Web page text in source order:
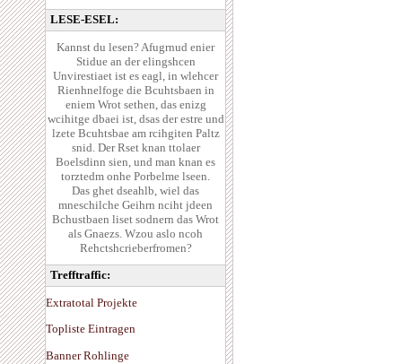
LESE-ESEL:
Kannst du lesen? Afugrnud enier
Stidue an der elingshcen
Unvirestiaet ist es eagl, in wlehcer
Rienhnelfoge die Bcuhtsbaen in
eniem Wrot sethen, das enizg
wcihitge dbaei ist, dsas der estre und
lzete Bcuhtsbae am rcihgiten Paltz
snid. Der Rset knan ttolaer
Boelsdinn sien, und man knan es
torztedm onhe Porbelme lseen.
Das ghet dseahlb, wiel das
mneschilche Geihrn nciht jdeen
Bchustbaen liset sodnern das Wrot
als Gnaezs. Wzou aslo ncoh
Rehctshcrieberfromen?
Trefftraffic:
Extratotal Projekte
Topliste Eintragen
Banner Rohlinge